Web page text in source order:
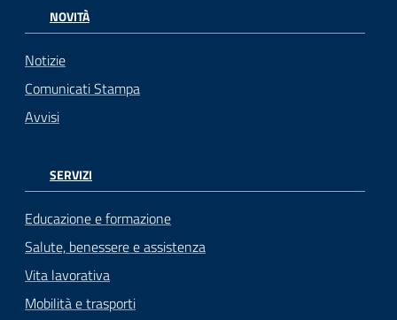
NOVITÀ
Notizie
Comunicati Stampa
Avvisi
SERVIZI
Educazione e formazione
Salute, benessere e assistenza
Vita lavorativa
Mobilità e trasporti